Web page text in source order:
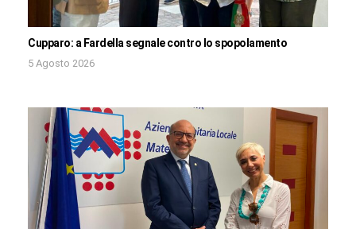
Cupparo: a Fardella segnale contro lo spopolamento
5 Agosto 2026